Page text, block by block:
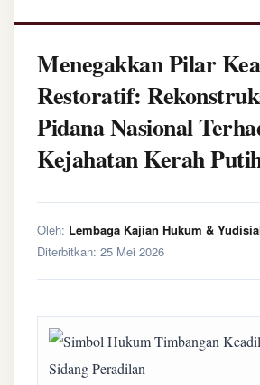
Menegakkan Pilar
Restoratif:
Pidana Nasional
Kejahatan Kerah
Oleh: Lembaga Kajian Hukum &
Diterbitkan: 25 Mei 2026